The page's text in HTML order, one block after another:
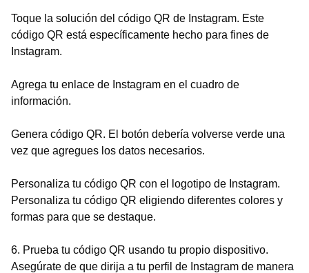
Toque la solución del código QR de Instagram. Este
código QR está específicamente hecho para fines de
Instagram.
Agrega tu enlace de Instagram en el cuadro de
información.
Genera código QR. El botón debería volverse verde una
vez que agregues los datos necesarios.
Personaliza tu código QR con el logotipo de Instagram.
Personaliza tu código QR eligiendo diferentes colores y
formas para que se destaque.
6. Prueba tu código QR usando tu propio dispositivo.
Asegúrate de que dirija a tu perfil de Instagram de manera